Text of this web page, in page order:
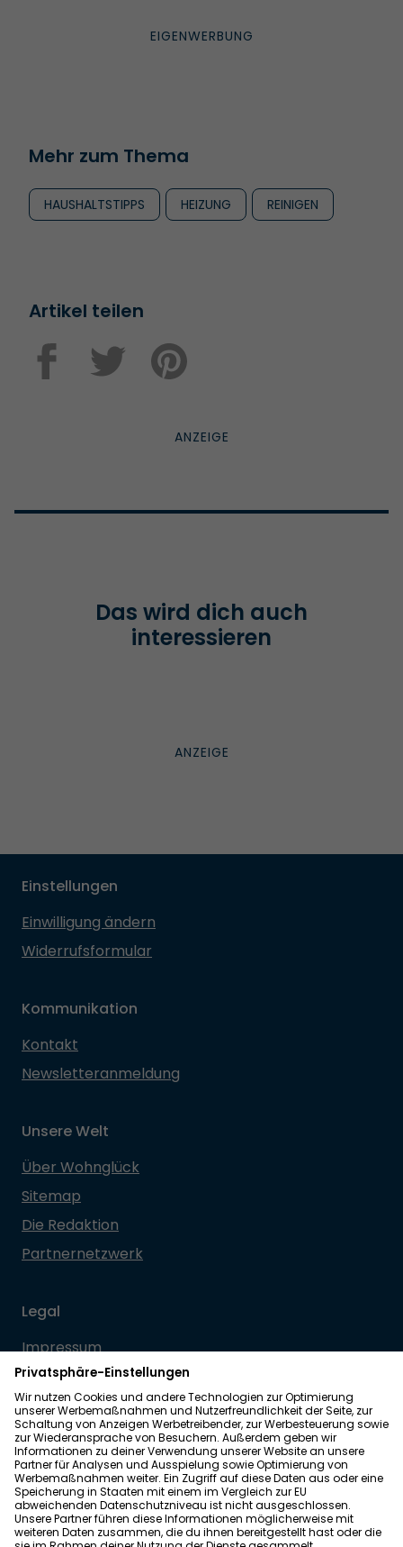
Mehr zum Thema
HAUSHALTSTIPPS HEIZUNG REINIGEN
Artikel teilen
Das wird dich auch
interessieren
Einstellungen
Einwilligung ändern
Widerrufsformular
Kommunikation
Kontakt
Newsletteranmeldung
Unsere Welt
Über Wohnglück
Sitemap
Die Redaktion
Partnernetzwerk
Legal
Impressum
Datenschutz
Allgemeine Geschäftsbedingungen
Barrierefreiheit